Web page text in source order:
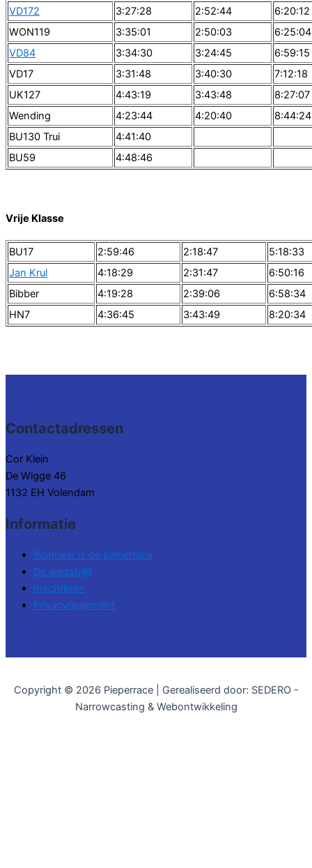
VD172
3:27:28 2:52:44
6:20:12
WON119
3:35:01 2:50:03
6:25:04
VD84
3:34:30 3:24:45
6:59:15
VD17
3:31:48 3:40:30
7:12:18
UK127
4:43:19 3:43:48
8:27:07
Wending
4:23:44 4:20:40
8:44:24
BU130 Trui
4:41:40
BU59
4:48:46
Vrije Klasse
BU17 2:59:46 2:18:47
5:18:33
Jan Krul
4:18:29 2:31:47
6:50:16
Bibber
4:19:28 2:39:06
6:58:34
HN7
4:36:45 3:43:49 8:20:34
Contactadressen
Cor Klein
De Wigge 46
1132 EH Volendam
Informatie
Wanneer is de pieperrace
De wedstrijd
Inschrijven
Privacyreglement
Copyright © 2026 Pieperrace | Gerealiseerd door: SEDERO -
Narrowcasting & Webontwikkeling